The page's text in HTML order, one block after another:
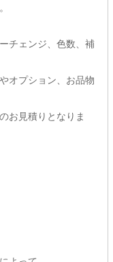
チェンジ、色数、補
オプション、お品物
お見積りとなりま